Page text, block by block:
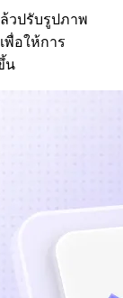
ล้วปรับรูปภาพ
พื่อให้การ
น